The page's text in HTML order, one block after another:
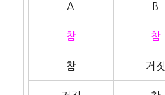
A B
참 참
참 거짓